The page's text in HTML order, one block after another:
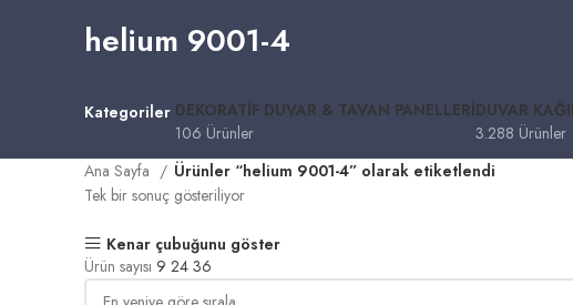
helium 9001-4
Kategoriler DEKORATIF DUVAR & TAVAN PANELLERI
106 Ürünler
DUVAR
3.288 Ürünler
Ana Sayfa
Ürünler “helium 9001-4” olarak etiketlendi
Tek bir sonuç gösteriliyor
Kenar çubuğunu göster
Ürün sayısı 9 24 36